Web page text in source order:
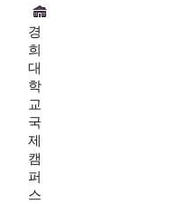
경
희
대
학
교
국
제
캠
퍼
스